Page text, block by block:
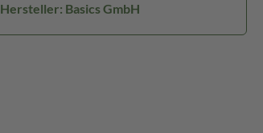
Hersteller: Basics GmbH